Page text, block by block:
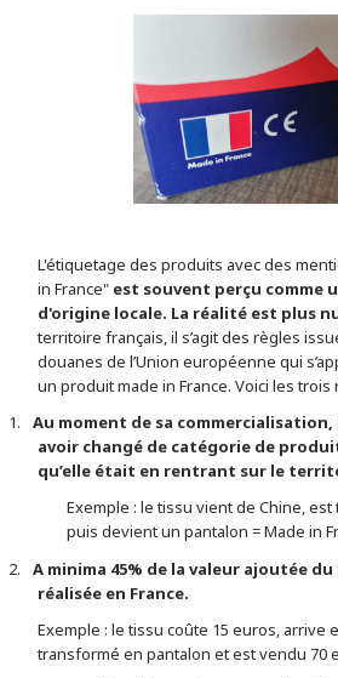
L'étiquetage des produits avec des
in France" est souvent perçu comme
d'origine locale. La réalité est plus
territoire français, il s’agit des règles
douanes de l’Union européenne qui
un produit made in France. Voici les
1.
Au moment de sa
avoir changé de catégorie de
qu’elle était en rentrant sur le
Exemple : le tissu vient de Chine,
puis devient un pantalon = Made in
2.
A minima 45% de la valeur ajoutée
réalisée en France.
Exemple : le tissu coûte 15 euros, arrive
transformé en pantalon et est vendu 70